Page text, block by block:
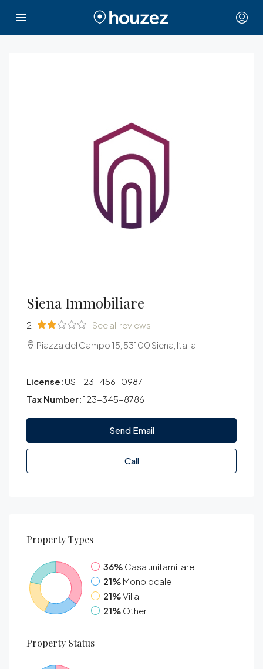
Siena Immobiliare
2
See all reviews
Piazza del Campo 15, 53100 Siena, Italia
License: US-123-456-0987
Tax Number: 123-345-8786
Send Email
Call
PropertyTypes
36% Casa unifamiliare
21% Monolocale
21%Villa
21% Other
Property Status